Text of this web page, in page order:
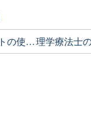
このサイトの使い方